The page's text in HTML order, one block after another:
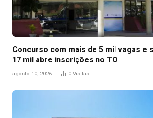
Concurso com mais de 5 mil vagas e
17 mil abre inscrições no TO
agosto 10, 2026 0 Visitas